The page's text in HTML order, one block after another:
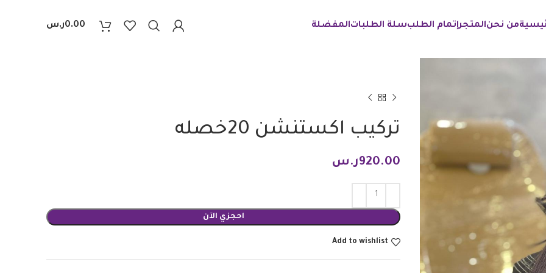
من نحنالمتجرإتمام الطلبسلة الطلباتالمفضلة 0.00ر.س
تركيب اكستنشن 20خصله
920.00ر.س
احجزي الآن
Add to wishlist